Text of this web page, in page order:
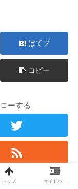
はてブ
コピー
ーする
トップ サイドバー